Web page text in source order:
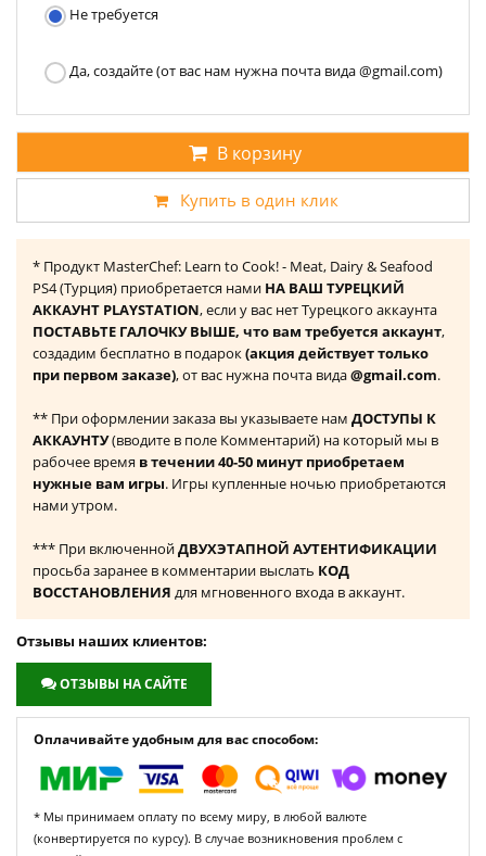
Не требуется
Да, создайте (от вас нам нужна почта вида @gmail.com)
В корзину
Купить в один клик
* Продукт MasterChef: Learn to Cook! - Meat, Dairy & Seafood
PS4 (Турция) приобретается нами НА ВАШ ТУРЕЦКИЙ
АККАУНТ PLAYSTATION, если у вас нет Турецкого аккаунта
ПОСТАВЬТЕ ГАЛОЧКУ ВЫШЕ, что вам требуется аккаунт,
создадим бесплатно в подарок(акция действует только
при первом заказе), от вас нужна почта вида@gmail.com.
** При оформлении заказа вы указываете нам ДОСТУПЫ К
АККАУНТУ(вводите в поле Комментарий) на который мы в
рабочее время в течении 40-50 минут приобретаем
нужные вам игры. Игры купленные ночью приобретаются
нами утром.
*** При включеннойДВУХЭТАПНОЙ АУТЕНТИФИКАЦИИ
просьба заранее в комментарии выслать КОД
ВОССТАНОВЛЕНИЯ для мгновенного входа в аккаунт.
Отзывы наших клиентов:
ОТЗЫВЫ НА САЙТЕ
Оплачивайте удобным для вас способом:
* Мы принимаем оплату по всему миру, в любой валюте
(конвертируется по курсу). В случае возникновения проблем с